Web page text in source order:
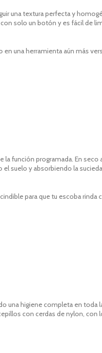
una textura perfecta y
solo un botón y es fácil de
una herramienta aún más
función programada. En seco
suelo y absorbiendo la
para que tu escoba rinda
una higiene completa en toda
con cerdas de nylon, con